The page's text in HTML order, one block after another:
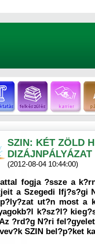
SZIN: KÉT ZÖLD
DIZÁJNPÁLYÁZAT
(2012-08-04 10:44:00)
fogja ?ssze a
a Szegedi Ifj?s?gi
ut?n most a
k?sz?l?
?rd?g N?ri
SZIN bel?p?ket